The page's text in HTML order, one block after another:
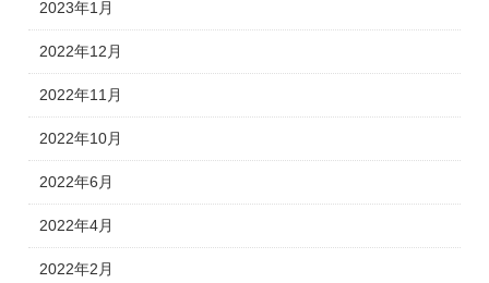
2023年1月
2022年12月
2022年11月
2022年10月
2022年6月
2022年4月
2022年2月